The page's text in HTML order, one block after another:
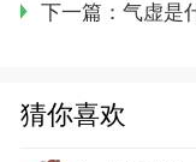
下一篇： 气虚是
猜你喜欢